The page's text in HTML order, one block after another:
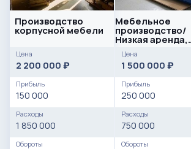
Производство
корпусной мебели
Цена
2 200 000 ₽
Прибыль
150 000
Расходы
1 850 000
Обороты
Мебельное
производство/
Низкая аренда,
окупаемость 6
месяцев
Цена
1 500 000 ₽
Прибыль
250 000
Расходы
750 000
Обороты